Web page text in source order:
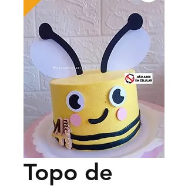
Topo de